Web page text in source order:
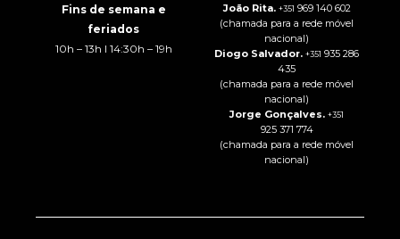
Fins de semana e
feriados
10h – 13h I 14:30h – 19h
João Rita. +351 969 140 602
(chamada para a rede móvel
nacional)
Diogo Salvador. +351 935 286
435
(chamada para a rede móvel
nacional)
Jorge Gonçalves. +351
925 371 774
(chamada para a rede móvel
nacional)